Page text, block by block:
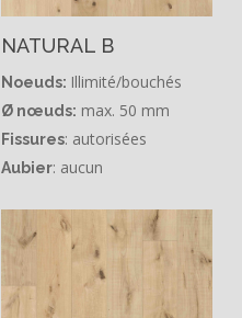
NATURAL B
Noeuds: Illimité/bouchés
Ø nœuds: max. 50 mm
Fissures: autorisées
Aubier: aucun